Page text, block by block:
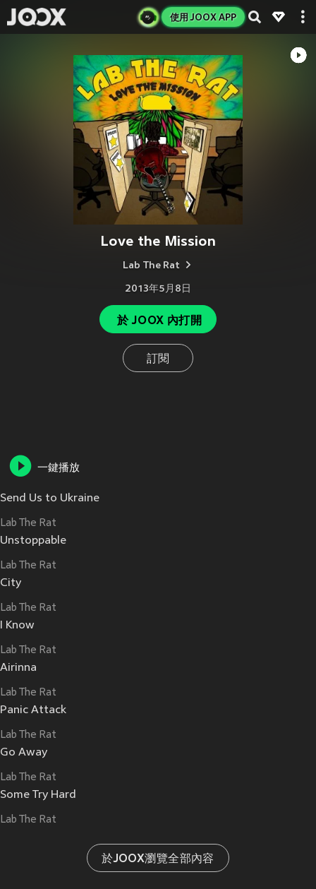
使用 JOOX APP
Love the Mission
Lab The Rat
2013年5月8日
於 JOOX 內打開
訂閱
一鍵播放
Send Us to Ukraine
Lab The Rat
Unstoppable
Lab The Rat
City
Lab The Rat
I Know
Lab The Rat
Airinna
Lab The Rat
Panic Attack
Lab The Rat
Go Away
Lab The Rat
Some Try Hard
Lab The Rat
於JOOX瀏覽全部內容